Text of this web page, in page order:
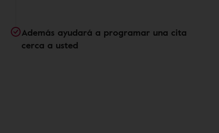
Además ayudará a programar una cita
cerca a usted